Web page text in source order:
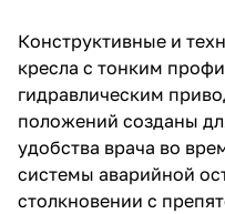
Конструктивные и
кресла с тонким
гидравлическим
положений созданы
удобства врача во
системы аварийной
столкновении с